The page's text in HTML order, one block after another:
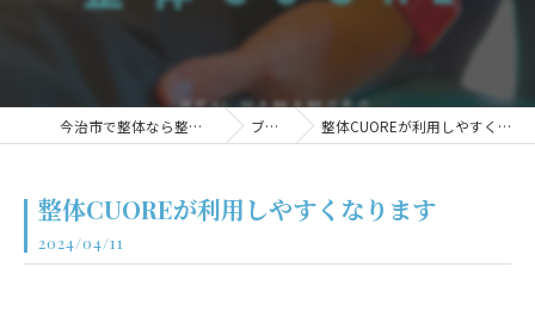
今治市で整体なら整体CUORE ブログ 整体CUOREが利用しやすくなります
整体CUOREが利用しやすくなります
2024/04/11